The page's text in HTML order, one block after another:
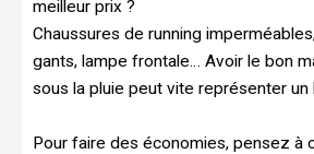
meilleur prix ?
Chaussures de running
gants, lampe frontale… Avoir le bon
sous la pluie peut vite représenter un
Pour faire des économies, pensez à